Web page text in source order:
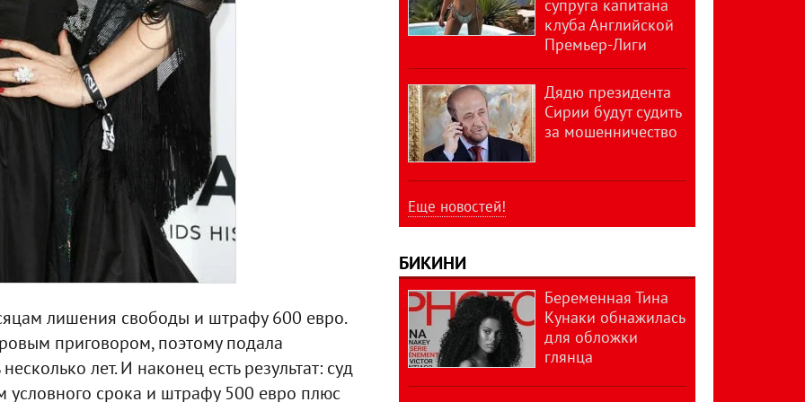
лишения свободы и штрафу 600 евро.
приговором, поэтому подала
лет. И наконец есть результат: суд
срока и штрафу 500 евро плюс
супруга капитана
клуба Английской
Премьер-Лиги
Дядю президента
Сирии будут судить
за мошенничество
Еще новостей!
БИКИНИ
Беременная Тина
Кунаки обнажилась
для обложки
глянца